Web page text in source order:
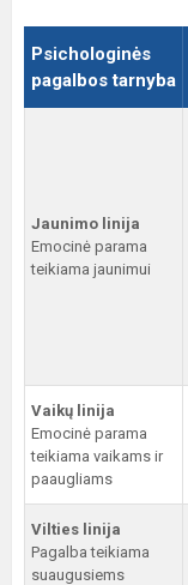
Psichologinės
pagalbos tarnyba
Jaunimo linija
Emocinė parama
teikiama jaunimui
Vaikų linija
Emocinė parama
teikiama vaikams ir
paaugliams
Vilties linija
Pagalba teikiama
suaugusiems